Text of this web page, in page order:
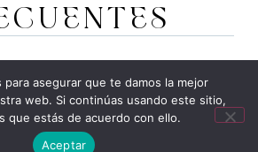
se utilizan en la elaboración
para asegurar que te damos la mejor
web. Si continúas usando este sitio,
que estás de acuerdo con ello.
Aceptar